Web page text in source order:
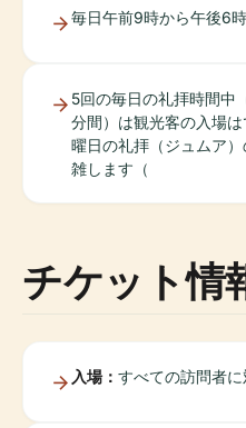
毎日午前9時から午後6
5回の毎日の礼拝時間中
分間）は観光客の入場
曜日の礼拝（ジュムア
雑します（
チケット情
入場： すべての訪問者に